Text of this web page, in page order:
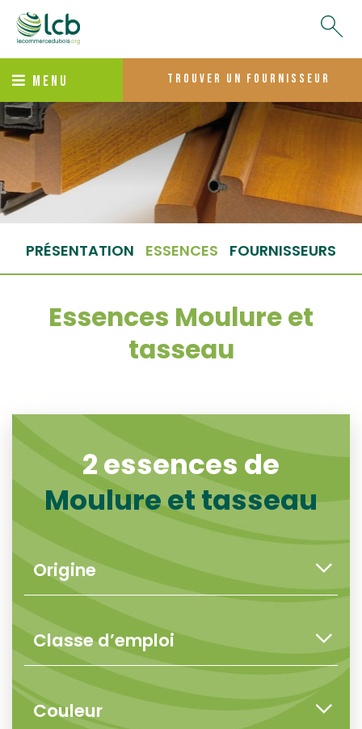
MENU trouver un fournisseur
PRÉSENTATION ESSENCES FOURNISSEURS
Essences Moulure et
tasseau
2 essences de
Moulure et tasseau